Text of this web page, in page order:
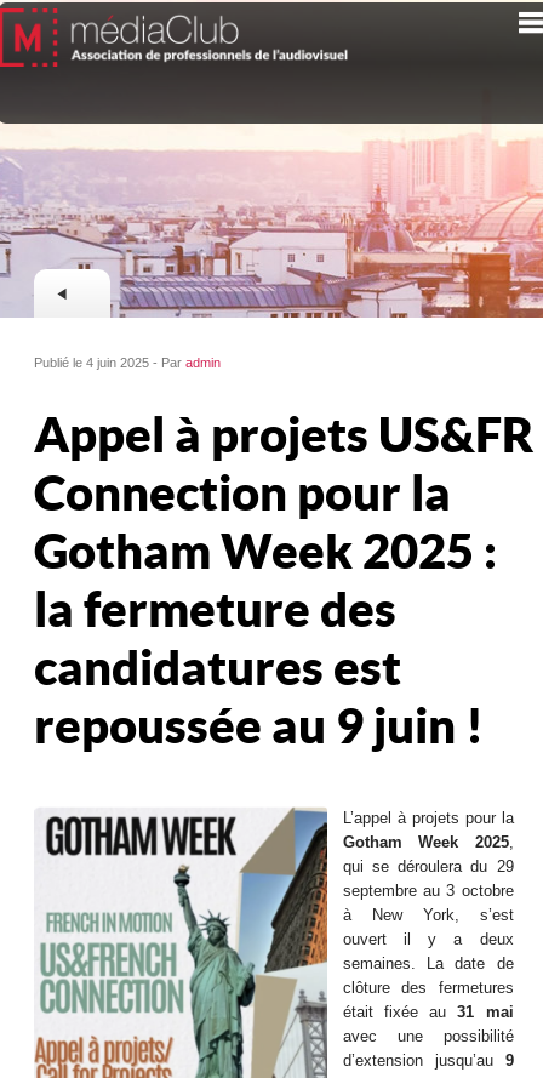
Publié le 4 juin 2025 - Paradmin
Appel à projets US&FR
Connection pour la
Gotham Week 2025 :
la fermeture des
candidatures est
repoussée au 9 juin !
L’appel à projets pour la
Gotham Week 2025,
qui se déroulera du 29
septembre au 3 octobre
à New York, s’est
ouvert il y a deux
semaines. La date de
clôture des fermetures
était fixée au31 mai
avec une possibilité
d’extension jusqu’au 9